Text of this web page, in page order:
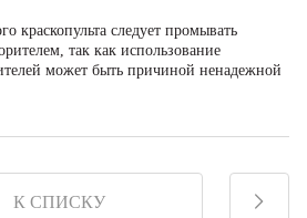
краскопульта следует промывать
так как использование
может быть причиной ненадежной
К СПИСКУ